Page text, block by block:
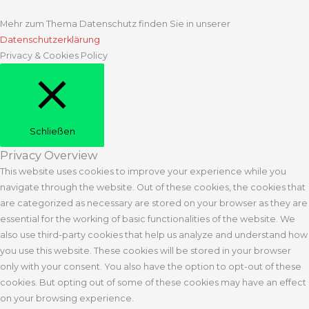
Mehr zum Thema Datenschutz finden Sie in unserer
Datenschutzerklärung
Privacy & Cookies Policy
Schließen
Privacy Overview
This website uses cookies to improve your experience while you
navigate through the website. Out of these cookies, the cookies that
are categorized as necessary are stored on your browser as they are
essential for the working of basic functionalities of the website. We
also use third-party cookies that help us analyze and understand how
you use this website. These cookies will be stored in your browser
only with your consent. You also have the option to opt-out of these
cookies. But opting out of some of these cookies may have an effect
on your browsing experience.